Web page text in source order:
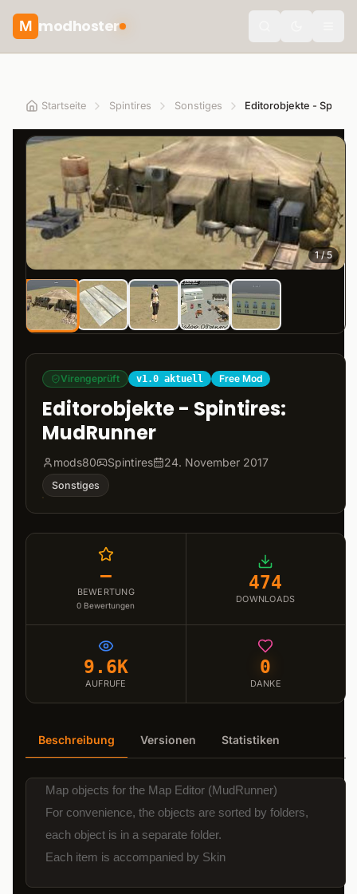
M modhoster
Startseite Spintires Sonstiges
1/5
Virengeprüft v1.0 aktuell Free Mod
Editorobjekte - Spintires:
MudRunner
mods80 Spintires 24. November 2017
Sonstiges
–
BEWERTUNG
0 Bewertungen
474
DOWNLOADS
9.6K
AUFRUFE
0
DANKE
Beschreibung Versionen Statistiken
Map objects for the Map Editor (MudRunner)
For convenience, the objects are sorted by folders,
each object is in a separate folder.
Each item is accompanied by Skin